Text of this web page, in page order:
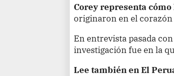
Corey representa
originaron en el corazón
En entrevista pasada
investigación fue en la
Lee también en El